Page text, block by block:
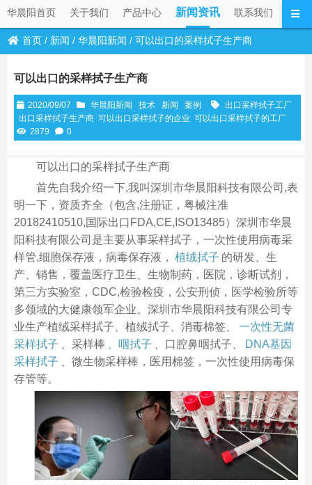
华晨阳首页 关于我们 产品中心 新闻资讯 联系我们
首页 / 新闻 /华晨阳新闻 /可以出口的采样拭子生产商
可以出口的采样拭子生产商
2020/09/07 华晨阳新闻 技术 新闻 案例
出口采样拭子工厂
出口采样拭子生产商 可以出口采样拭子的企业 可以出口采样拭子的工厂
2879
0
可以出口的采样拭子生产商
首先自我介绍一下,我叫深圳市华晨阳科技有限公司,表
明一下，资质齐全（包含,注册证，粤械注准
20182410510,国际出口FDA,CE,ISO13485）深圳市华晨
阳科技有限公司是主要从事采样拭子，一次性使用病毒采
样管,细胞保存液，病毒保存液， 植绒拭子 的研发、生
产、销售，覆盖医疗卫生、生物制药，医院，诊断试剂，
第三方实验室，CDC,检验检疫，公安刑侦，医学检验所等
多领域的大健康领军企业。深圳市华晨阳科技有限公司专
业生产植绒采样拭子、植绒拭子、消毒棉签、
一次性无菌
采样拭子
、采样棒 、咽拭子 、口腔鼻咽拭子、
DNA基因
采样拭子
、微生物采样棒，医用棉签，一次性使用病毒保
存管等。